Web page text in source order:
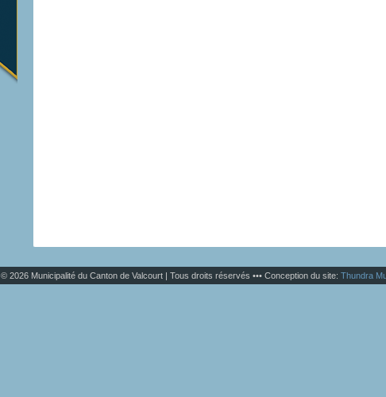
© 2026 Municipalité du Canton de Valcourt | Tous droits réservés ••• Conception du site: Thundra